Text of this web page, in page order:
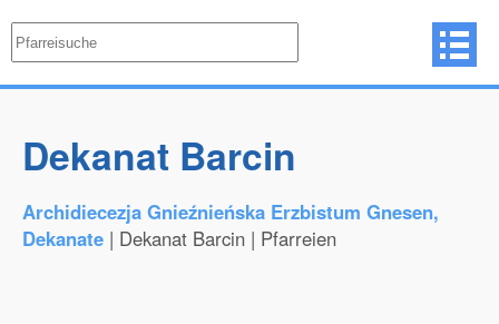
Dekanat Barcin
Archidiecezja Gnieźnieńska Erzbistum Gnesen,
Dekanate | Dekanat Barcin | Pfarreien